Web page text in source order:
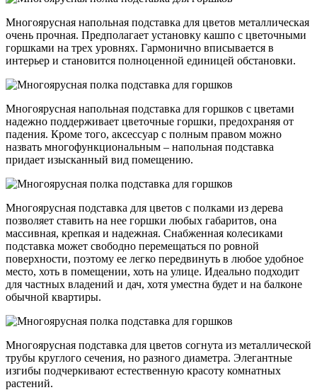
Многоярусная напольная подставка для цветов металлическая
очень прочная. Предполагает установку кашпо с цветочными
горшками на трех уровнях. Гармонично вписывается в
интерьер и становится полноценной единицей обстановки.
Многоярусная напольная подставка для горшков с цветами
надежно поддерживает цветочные горшки, предохраняя от
падения. Кроме того, аксессуар с полным правом можно
назвать многофункциональным – напольная подставка
придает изысканный вид помещению.
Многоярусная подставка для цветов с полками из дерева
позволяет ставить на нее горшки любых габаритов, она
массивная, крепкая и надежная. Снабженная колесиками
подставка может свободно перемещаться по ровной
поверхности, поэтому ее легко передвинуть в любое удобное
место, хоть в помещении, хоть на улице. Идеально подходит
для частных владений и дач, хотя уместна будет и на балконе
обычной квартиры.
Многоярусная подставка для цветов согнута из металлической
трубы круглого сечения, но разного диаметра. Элегантные
изгибы подчеркивают естественную красоту комнатных
растений.